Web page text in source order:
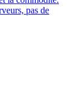
pas de